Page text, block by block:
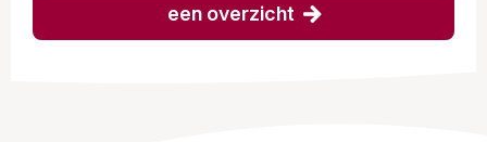
een overzicht